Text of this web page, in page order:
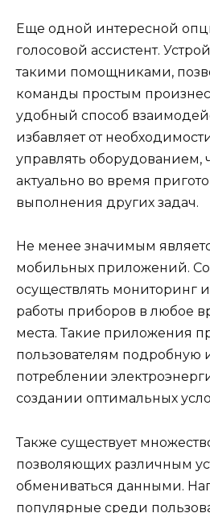
Еще одной интересной
голосовой ассистент.
такими помощниками,
команды простым
удобный способ
избавляет от
управлять оборудованием,
актуально во время
выполнения других задач.
Не менее значимым
мобильных приложений.
осуществлять мониторинг
работы приборов в любое
места. Такие приложения
пользователям
потреблении
создании оптимальных
Также существует
позволяющих различным
обмениваться данными.
популярные среди